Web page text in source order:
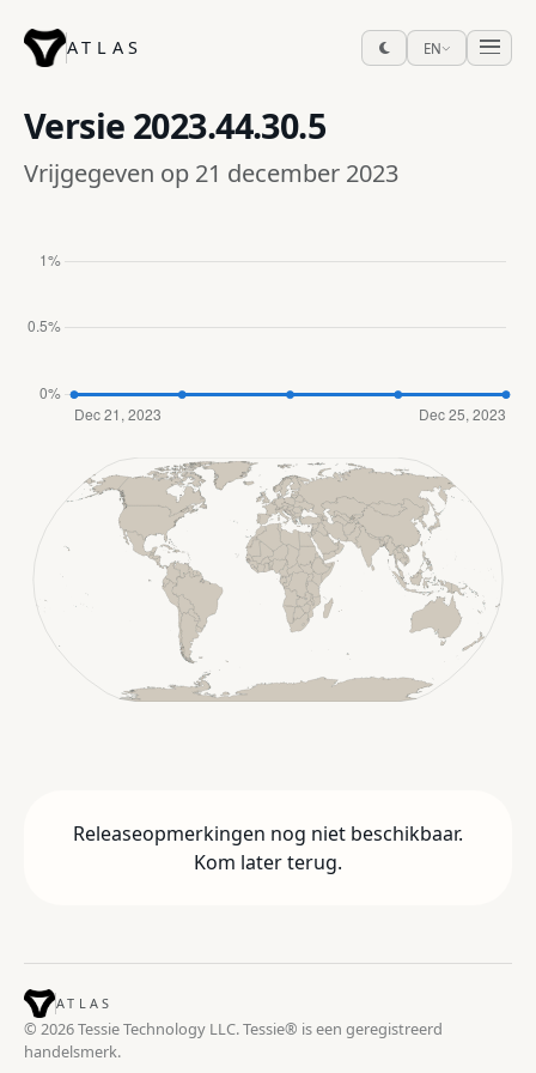
ATLAS EN
Versie 2023.44.30.5
Vrijgegeven op 21 december 2023
Releaseopmerkingen nog niet beschikbaar.
Kom later terug.
ATLAS
© 2026 Tessie Technology LLC. Tessie® is een geregistreerd
handelsmerk.